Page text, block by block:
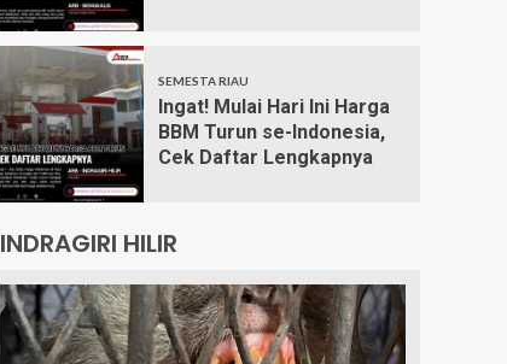
SEMESTA RIAU
Ingat! Mulai Hari Ini Harga
BBM Turun se-Indonesia,
Cek Daftar Lengkapnya
INDRAGIRI HILIR